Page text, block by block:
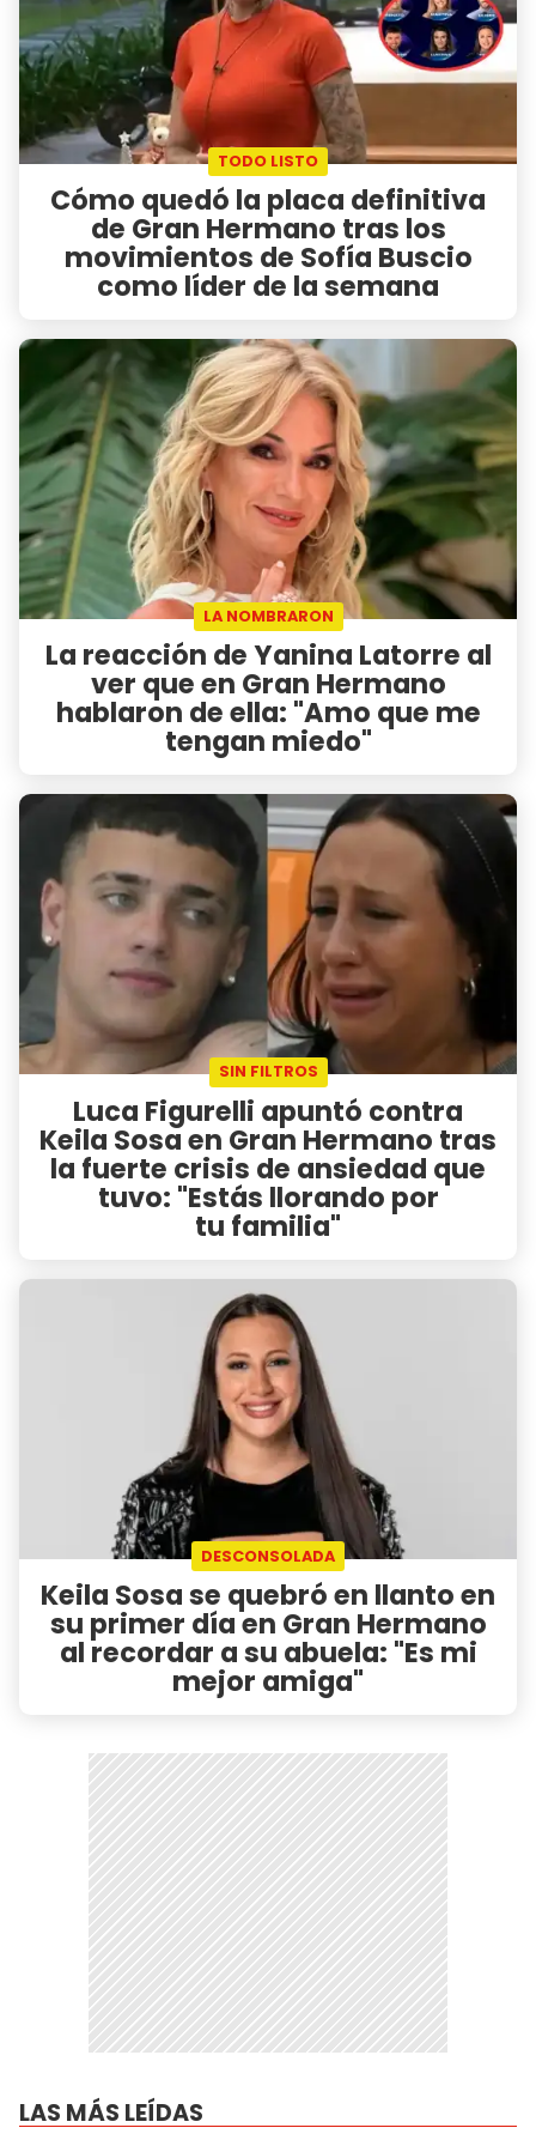
TODO LISTO
Cómo quedó la placa definitiva
de Gran Hermano tras los
movimientos de Sofía Buscio
como líder de la semana
LA NOMBRARON
La reacción de Yanina Latorre al
ver que en Gran Hermano
hablaron de ella: "Amo que me
tengan miedo"
SIN FILTROS
Luca Figurelli apuntó contra
Keila Sosa en Gran Hermano tras
la fuerte crisis de ansiedad que
tuvo: "Estás llorando por
tu familia"
DESCONSOLADA
Keila Sosa se quebró en llanto en
su primer día en Gran Hermano
al recordar a su abuela: "Es mi
mejor amiga"
LAS MÁS LEÍDAS